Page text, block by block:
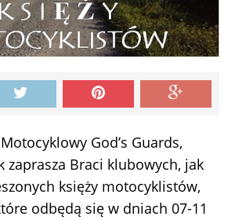
God’s Guards,
zaprasza Braci klubowych, jak
księży motocyklistów,
odbędą się w dniach 07-11